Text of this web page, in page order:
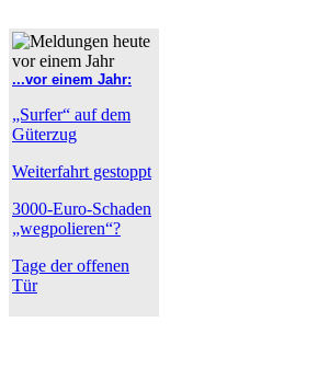
...vor einem Jahr:
„Surfer“ auf dem
Güterzug
Weiterfahrt gestoppt
3000-Euro-Schaden
„wegpolieren“?
Tage der offenen
Tür